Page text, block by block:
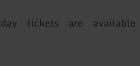
tickets are